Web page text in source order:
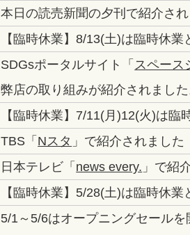
本日の読売新聞の夕刊で紹介さ
【臨時休業】8/13(土)は臨時休業
SDGsポータルサイト「 スペース
弊店の取り組みが紹介されました
【臨時休業】7/11(月)12(火)は臨
TBS「 Nスタ 」で紹介されました
日本テレビ「 news every. 」で紹
【臨時休業】5/28(土)は臨時休業
5/1～5/6はオープニングセール